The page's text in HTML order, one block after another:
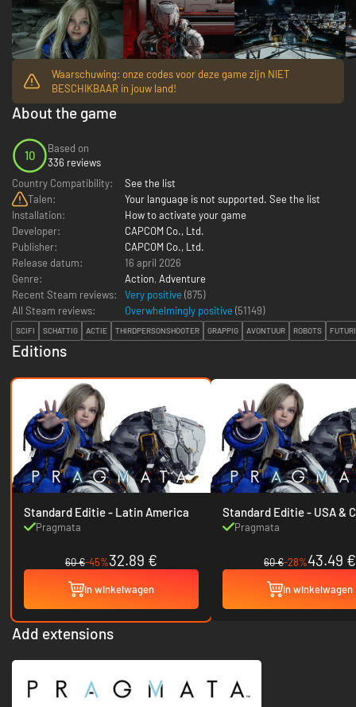
Waarschuwing: onze codes voor deze game zijn NIET
BESCHIKBAAR in jouw land!
About the game
10
Based on
336 reviews
Country Compatibility:
See the list
Talen:
Your language is not supported. See the list
Installation:
How to activate your game
Developer:
CAPCOM Co., Ltd.
Publisher:
CAPCOM Co., Ltd.
Release datum:
16 april 2026
Genre:
Action, Adventure
Recent Steam reviews:
Very positive (875)
All Steam reviews:
Overwhelmingly positive (51149)
SCIFI SCHATTIG ACTIE THIRDPERSONSHOOTER GRAPPIG AVONTUUR ROBOTS
Editions
Standard Editie - Latin America
Pragmata
60 €-45%32.89 €
In winkelwagen
Standard Editie -
Pragmata
60 €-28%43.49 €
In winkelwagen
Add extensions